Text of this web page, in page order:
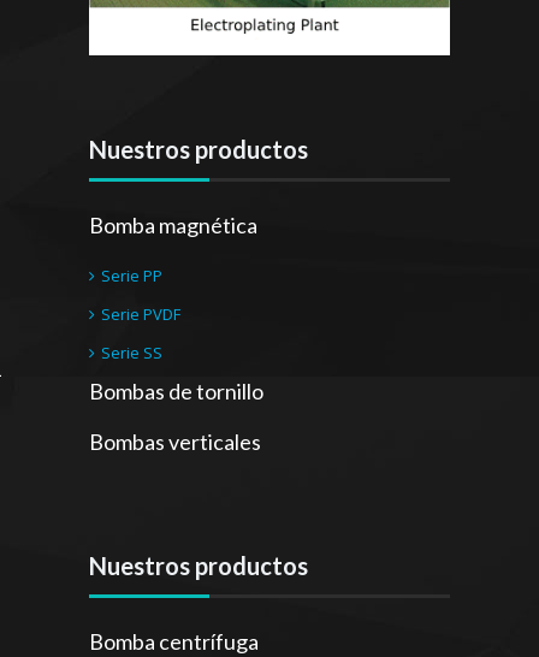
Nuestros productos
Bomba magnética
Serie PP
Serie PVDF
Serie SS
Bombas de tornillo
Bombas verticales
Nuestros productos
Bomba centrífuga